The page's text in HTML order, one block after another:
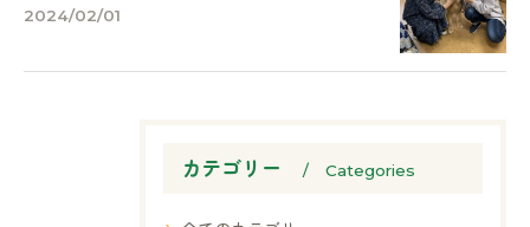
2024/02/01
カテゴリー Categories